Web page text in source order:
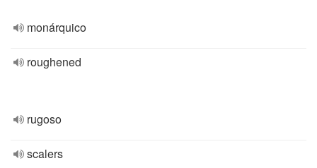
monárquico
roughened
rugoso
scalers